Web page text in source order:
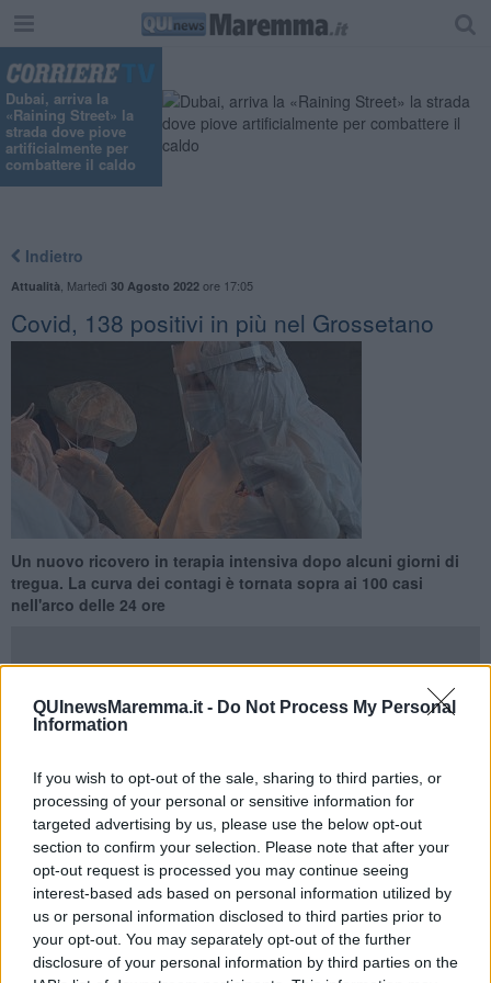
QUInewsMaremma.it - Do Not Process My Personal
Information
If you wish to opt-out of the sale, sharing to third parties, or
processing of your personal or sensitive information for
targeted advertising by us, please use the below opt-out
section to confirm your selection. Please note that after your
opt-out request is processed you may continue seeing
interest-based ads based on personal information utilized by
us or personal information disclosed to third parties prior to
your opt-out. You may separately opt-out of the further
disclosure of your personal information by third parties on the
Dubai, arriva la
«Raining Street» la
strada dove piove
artificialmente per
combattere il caldo
Indietro
Attualità Martedì 30 Agosto 2022ore 17:05
Covid, 138 positivi in più nel Grossetano
Un nuovo ricovero in terapia intensiva dopo alcuni giorni di
tregua. La curva dei contagi è tornata sopra ai 100 casi
nell'arco delle 24 ore
precedente erano stati appena 23 in 24 ore.
I nuovi casi sono stati rilevati a Arcidosso 4, Campagnatico 1,
Capalbio 2, Castell'Azzara 2, Castiglione della Pescaia 3, Cinigiano
1, Follonica 20, Gavorrano 4, Grosseto 51, Magliano in Toscana 2,
Manciano 10, Massa Marittima 8, Monte Argentario 18, Orbetello 3,
Pitigliano 1, Roccastrada 3, Santa Fiora 1, Sorano 4. Non si
registrano nuovi decessi.